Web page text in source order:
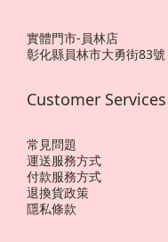
實體門市-員林店
彰化縣員林市大勇街83號
Customer Services
常見問題
運送服務方式
付款服務方式
退換貨政策
隱私條款